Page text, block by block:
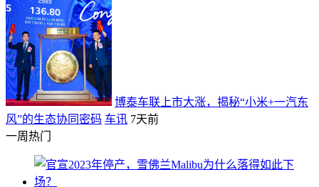
博泰车联上市大涨，揭秘“小米+一汽东
风”的生态协同密码 车讯 7天前
一周热门